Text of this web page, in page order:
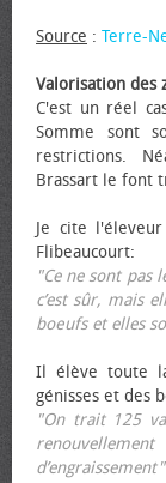
Source : Terre-
Valorisation des
C'est un réel
Somme sont
restrictions.
Brassart le font
Je cite
Flibeaucourt:
"Ce ne sont pas
c’est sûr, mais
bœufs et elles
Il élève toute
génisses et des
"On trait 125